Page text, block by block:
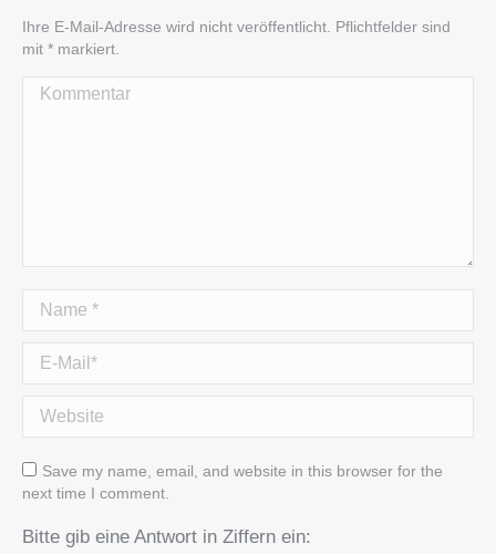
Ihre E-Mail-Adresse wird nicht veröffentlicht. Pflichtfelder sind
mit * markiert.
Kommentar
Name *
E-Mail *
Website
Save my name, email, and website in this browser for the
next time I comment.
Bitte gib eine Antwort in Ziffern ein: